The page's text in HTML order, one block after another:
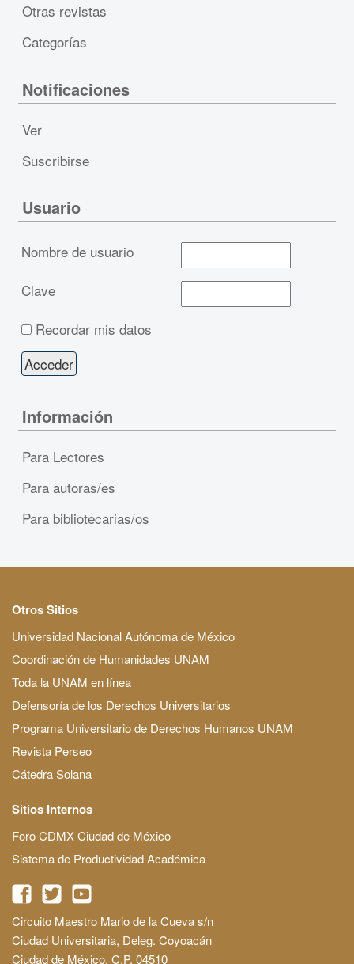
Otras revistas
Categorías
Notificaciones
Ver
Suscribirse
Usuario
Nombre de usuario
Clave
Recordar mis datos
Información
Para Lectores
Para autoras/es
Para bibliotecarias/os
Otros Sitios
Universidad Nacional Autónoma de México
Coordinación de Humanidades UNAM
Toda la UNAM en línea
Defensoría de los Derechos Universitarios
Programa Universitario de Derechos Humanos UNAM
Revista Perseo
Cátedra Solana
Sitios Internos
Foro CDMX Ciudad de México
Sistema de Productividad Académica
Circuito Maestro Mario de la Cueva s/n
Ciudad Universitaria, Deleg. Coyoacán
Ciudad de México, C.P. 04510